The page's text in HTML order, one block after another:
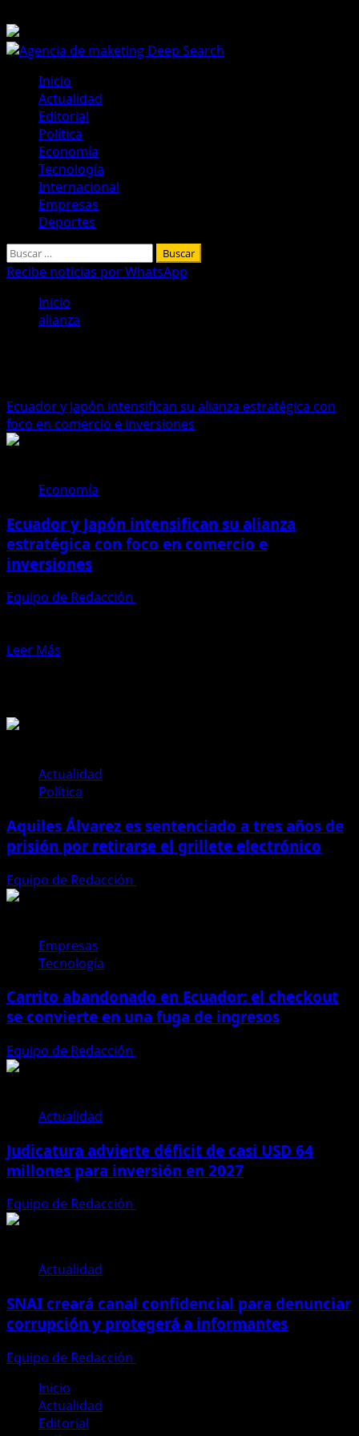
al
contenido
Menú
principal
Inicio
Actualidad
Editorial
Política
Economía
Tecnología
Internacional
Empresas
Deportes
Buscar:
Recibe noticias por WhatsApp
Inicio
alianza
Ecuador y Japón intensifican su alianza estratégica con
foco en comercio e inversiones
Economía
Ecuador y Japón intensifican su alianza
estratégica con foco en comercio e
inversiones
Equipo de Redacción
Leer Más
intensifican
su
estratégica
con
foco
en
Actualidad
Política
Aquiles Álvarez es sentenciado a tres años de
prisión por retirarse el grillete electrónico
Equipo de Redacción
Empresas
Tecnología
Carrito abandonado en Ecuador: el checkout
se convierte en una fuga de ingresos
Equipo de Redacción
Actualidad
Judicatura advierte déficit de casi USD 64
millones para inversión en 2027
Equipo de Redacción
Actualidad
SNAI creará canal confidencial para denunciar
corrupción y protegerá a informantes
Equipo de Redacción
Inicio
Actualidad
Editorial